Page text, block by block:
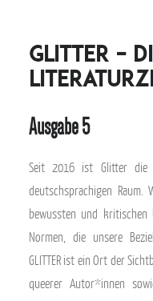
Glitter –
Ausgabe 5
Seit 2016 ist Glitter
deutschsprachigen Raum.
bewussten und kritischen
Normen, die unsere
GLITTER ist ein Ort der
queerer Autor*innen